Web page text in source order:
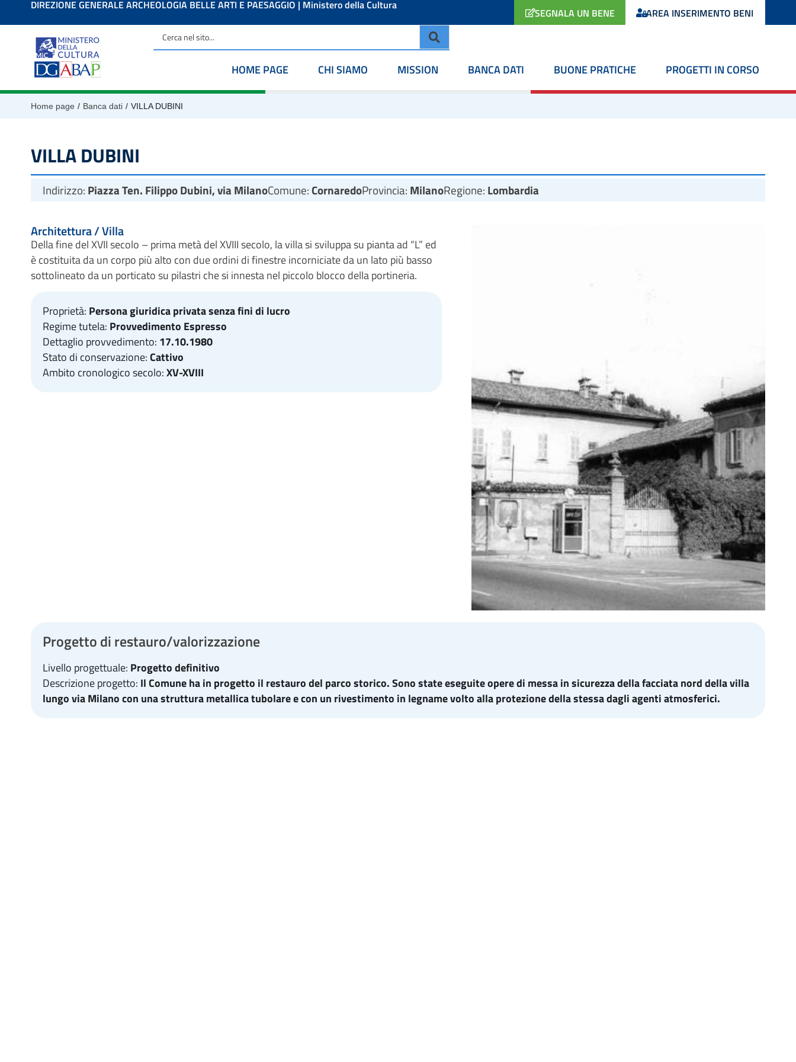
contenutoDIREZIONE GENERALE ARCHEOLOGIA BELLE ARTI E PAESAGGIO | Ministero della Cultura
SEGNALA UN BENE AREA INSERIMENTO BENI
HOME PAGE CHI SIAMO MISSION BANCA DATI BUONE PRATICHE PROGETTI IN CORSO
Home page / Banca dati / VILLA DUBINI
VILLA DUBINI
Indirizzo: Piazza Ten. Filippo Dubini, via MilanoComune: CornaredoProvincia: MilanoRegione: Lombardia
Architettura / Villa
Della fine del XVII secolo – prima metà del XVIII secolo, la villa si sviluppa su pianta ad “L” ed
è costituita da un corpo più alto con due ordini di finestre incorniciate da un lato più basso
sottolineato da un porticato su pilastri che si innesta nel piccolo blocco della portineria.
Proprietà: Persona giuridica privata senza fini di lucro
Regime tutela: Provvedimento Espresso
Dettaglio provvedimento: 17.10.1980
Stato di conservazione:Cattivo
Ambito cronologico secolo:XV-XVIII
Progetto di restauro/valorizzazione
Livello progettuale: Progetto definitivo
Descrizione progetto: Il Comune ha in progetto il restauro del parco storico. Sono state eseguite opere di messa in sicurezza della facciata nord della villa
lungo via Milano con una struttura metallica tubolare e con un rivestimento in legname volto alla protezione della stessa dagli agenti atmosferici.